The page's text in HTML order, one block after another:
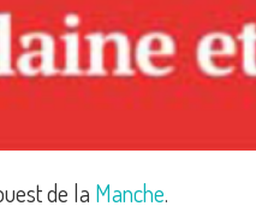
de la Manche.